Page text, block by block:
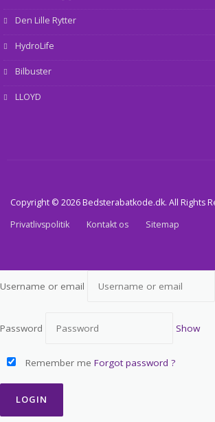
Den Lille Rytter
HydroLife
Bilbuster
LLOYD
Copyright © 2026 Bedsterabatkode.dk. All Rights
Privatlivspolitik
Kontakt os Sitemap
Username or email
Password Show
Remember me Forgot password ?